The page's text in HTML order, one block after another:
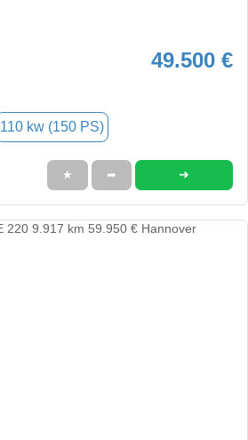
49.500 €
110 kw (150 PS)
★ ➦ ➜